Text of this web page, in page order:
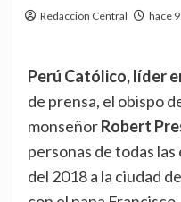
Redacción Central hace
Perú Católico, líder
de prensa, el obispo
monseñorRobert
personas de todas
del 2018 a la ciudad